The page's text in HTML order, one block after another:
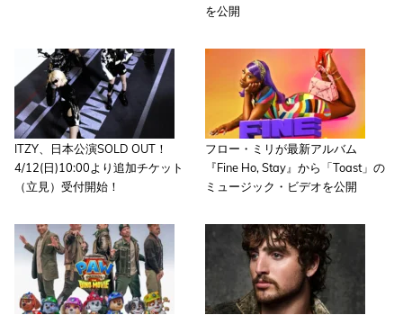
を公開
ITZY、日本公演SOLD OUT！
4/12(日)10:00より追加チケット
（立見）受付開始！
フロー・ミリが最新アルバム
『Fine Ho, Stay』から「Toast」の
ミュージック・ビデオを公開